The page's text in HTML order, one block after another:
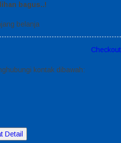
bagus..!
belanja
Checkout
kontak dibawah:
Detail